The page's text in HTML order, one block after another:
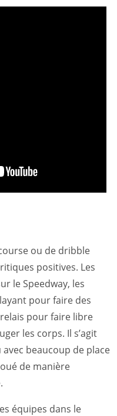
ou de dribble
positives. Les
le Speedway, les
pour faire des
pour faire libre
les corps. Il s’agit
beaucoup de place
de manière
équipes dans le